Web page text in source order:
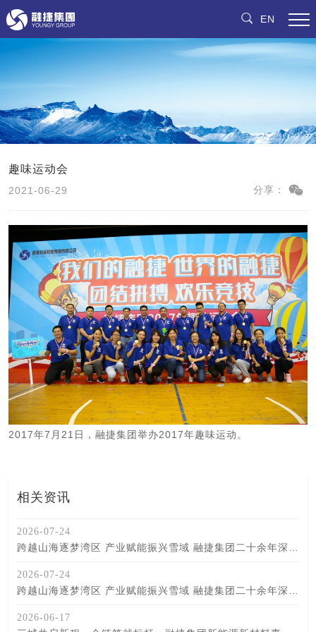
EN
趣味运动会
2021-06-29 分享：
2017年7月21日，融捷集团举办2017年趣味运动。
相关资讯
2026-07-24
2026-07-24
2026-06-17